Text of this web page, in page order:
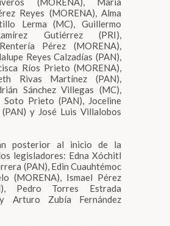
Reyes (MORENA), Alma
Lerma (MC), Guillermo
Gutiérrez (PRI),
Pérez (MORENA),
Reyes Calzadías (PAN),
Ríos Prieto (MORENA),
Rivas Martínez (PAN),
Sánchez Villegas (MC),
Soto Prieto (PAN), Joceline
y José Luis Villalobos
posterior al inicio de la
legisladores: Edna Xóchitl
(PAN), Edin Cuauhtémoc
(MORENA), Ismael Pérez
Pedro Torres Estrada
Arturo Zubía Fernández